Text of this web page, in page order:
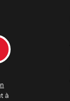
à